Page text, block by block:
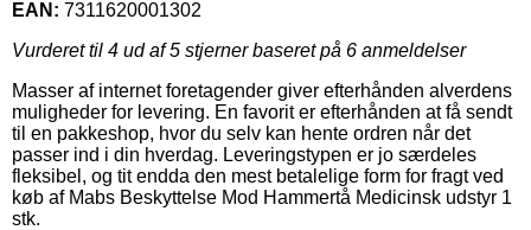
EAN: 7311620001302
Vurderet til 4 ud af 5 stjerner baseret på 6 anmeldelser
Masser af internet foretagender giver efterhånden alverdens
muligheder for levering. En favorit er efterhånden at få sendt
til en pakkeshop, hvor du selv kan hente ordren når det
passer ind i din hverdag. Leveringstypen er jo særdeles
fleksibel, og tit endda den mest betalelige form for fragt ved
køb af Mabs Beskyttelse Mod Hammertå Medicinsk udstyr 1
stk.